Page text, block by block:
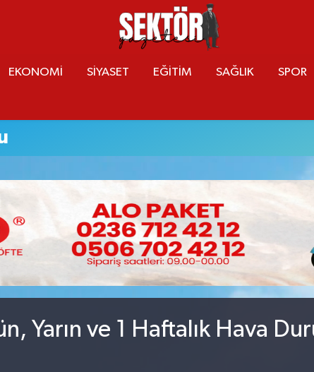
EKONOMİ SİYASET EĞİTİM SAĞLIK SPOR
Yarın ve 1 Haftalık Hava